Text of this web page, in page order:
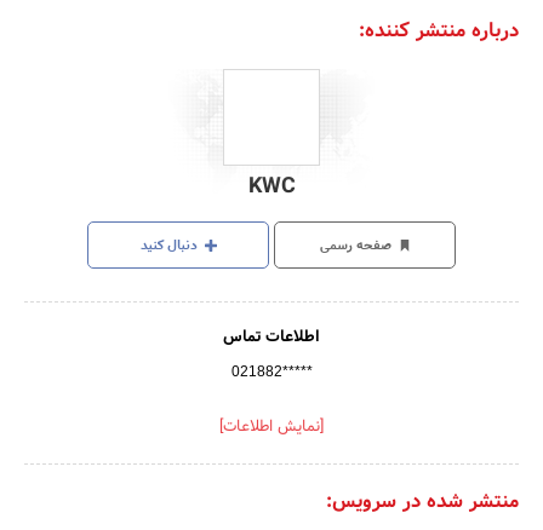
درباره منتشر کننده:
KWC
صفحه رسمی دنبال کنید
اطلاعات تماس
021882*****
[نمایش اطلاعات]
منتشر شده در سرویس: